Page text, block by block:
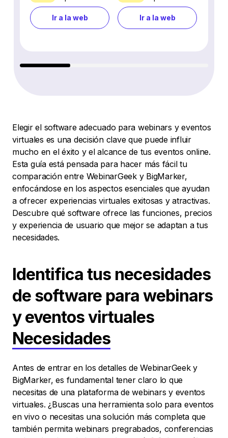
Ir a la web Ir a la web
Elegir el software adecuado para webinars y eventos
virtuales es una decisión clave que puede influir
mucho en el éxito y el alcance de tus eventos online.
Esta guía está pensada para hacer más fácil tu
comparación entre WebinarGeek y BigMarker,
enfocándose en los aspectos esenciales que ayudan
a ofrecer experiencias virtuales exitosas y atractivas.
Descubre qué software ofrece las funciones, precios
y experiencia de usuario que mejor se adaptan a tus
necesidades.
Identifica tus necesidades
de software para webinars
y eventos virtuales
Necesidades
Antes de entrar en los detalles de WebinarGeek y
BigMarker, es fundamental tener claro lo que
necesitas de una plataforma de webinars y eventos
virtuales. ¿Buscas una herramienta solo para eventos
en vivo o necesitas una solución más completa que
también permita webinars pregrabados, conferencias